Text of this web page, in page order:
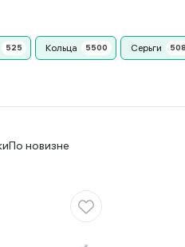
Кольца Серьги
По новизне